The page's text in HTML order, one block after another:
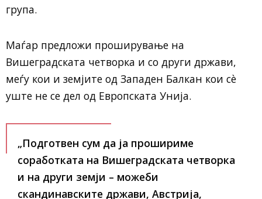
група.
Маѓар предложи проширување на
Вишеградската четворка и со други држави,
меѓу кои и земјите од Западен Балкан кои сè
уште не се дел од Европската Унија.
„Подготвен сум да ја прошириме
соработката на Вишеградската четворка
и на други земји – можеби
скандинавските држави, Австрија,